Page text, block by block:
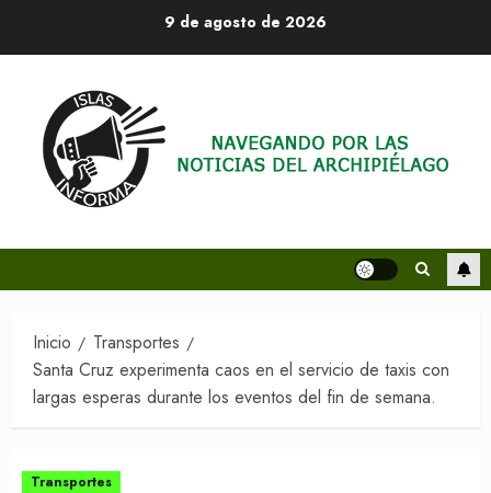
9 de agosto de 2026
Inicio
Transportes
Santa Cruz experimenta caos en el servicio de taxis con
largas esperas durante los eventos del fin de semana.
Transportes